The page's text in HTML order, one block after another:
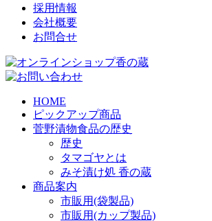
採用情報
会社概要
お問合せ
HOME
ピックアップ商品
菅野漬物食品の歴史
歴史
タマゴヤとは
みそ漬け処 香の蔵
商品案内
市販用(袋製品)
市販用(カップ製品)